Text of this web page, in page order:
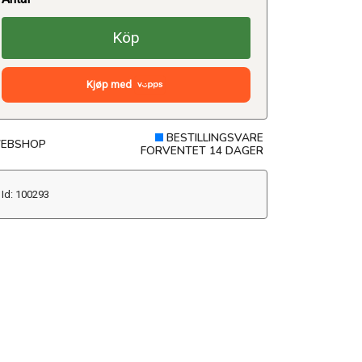
Köp
Kjøp med
BESTILLINGSVARE
FORVENTET 14 DAGER
Id: 100293